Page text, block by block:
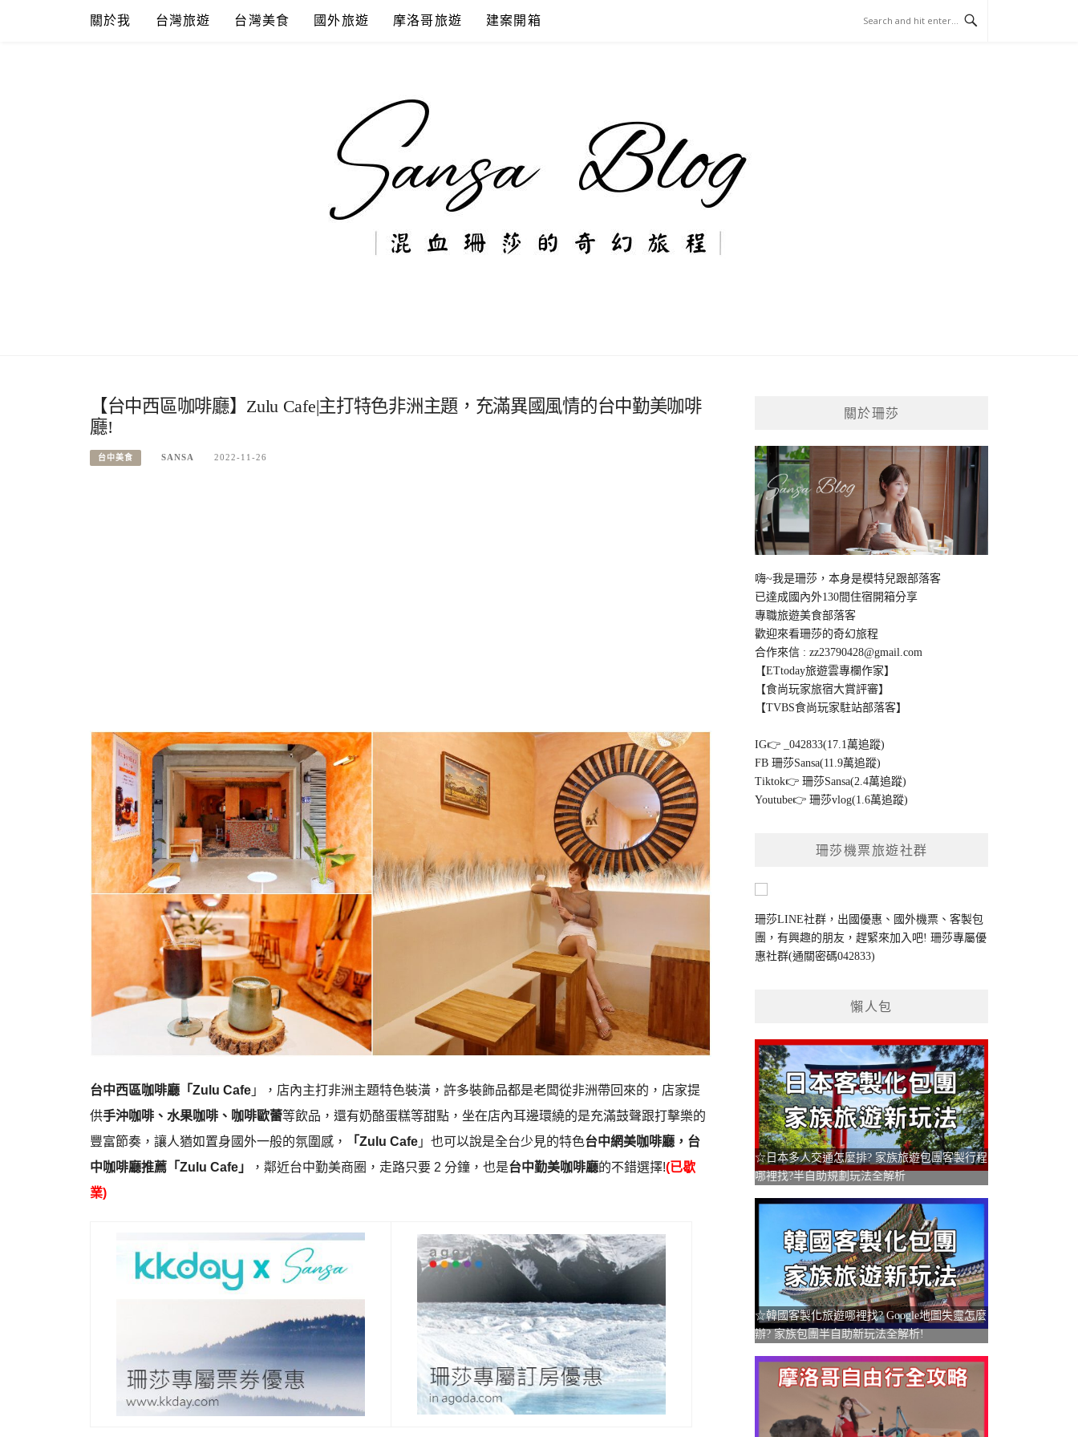
關於我 台灣旅遊 台灣美食 國外旅遊 摩洛哥旅遊 建案開箱
【台中西區咖啡廳】Zulu Cafe|主打特色非洲主題，充滿異國風情的台中勤美咖啡
廳!
台中美食 SANSA 2022-11-26
台中西區咖啡廳「Zulu Cafe 」，店內主打非洲主題特色裝潢，許多裝飾品都是老闆從非洲帶回來的，店家提
供手沖咖啡、水果咖啡、咖啡歐蕾等飲品，還有奶酪蛋糕等甜點，坐在店內耳邊環繞的是充滿鼓聲跟打擊樂的
豐富節奏，讓人猶如置身國外一般的氛圍感，
「Zulu Cafe 」也可以說是全台少見的特色台中網美咖啡廳，台
中咖啡廳推薦「Zulu Cafe」
，鄰近台中勤美商圈，走路只要 2 分鐘，也是台中勤美咖啡廳的不錯選擇!(已歇
業)
關於珊莎
嗨~我是珊莎，本身是模特兒跟部落客
已達成國內外130間住宿開箱分享
專職旅遊美食部落客
歡迎來看珊莎的奇幻旅程
合作來信 :zz23790428@gmail.com
【ETtoday旅遊雲專欄作家】
【食尚玩家旅宿大賞評審】
【TVBS食尚玩家駐站部落客】
IG👉
_042833(17.1萬追蹤)
FB珊莎Sansa(11.9萬追蹤)
Tiktok👉珊莎Sansa(2.4萬追蹤)
Youtube👉珊莎vlog(1.6萬追蹤)
珊莎機票旅遊社群
珊莎LINE社群，出國優惠、國外機票、客製包
團，有興趣的朋友，趕緊來加入吧!珊莎專屬優
惠社群(通關密碼042833)
懶人包
☆日本多人交通怎麼排? 家族旅遊包團客製行程
哪裡找?半自助規劃玩法全解析
☆韓國客製化旅遊哪裡找? Google地圖失靈怎麼
辦? 家族包團半自助新玩法全解析!